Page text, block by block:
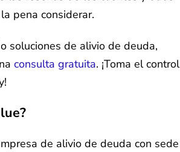
pena considerar.
soluciones de alivio de deuda,
consulta gratuita. ¡Toma el control
de alivio de deuda con sede